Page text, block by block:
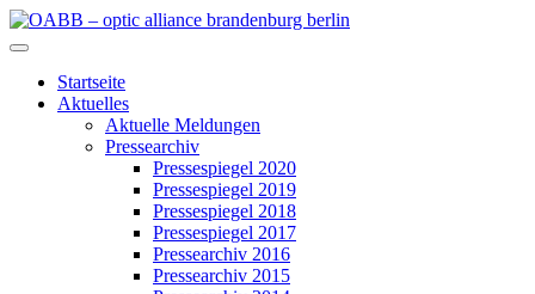
Zum
Inhalt
OABB – optic alliance brandenburg berlin
Startseite
Aktuelles
Aktuelle Meldungen
Pressearchiv
Pressespiegel 2020
Pressespiegel 2019
Pressespiegel 2018
Pressespiegel 2017
Pressearchiv 2016
Pressearchiv 2015